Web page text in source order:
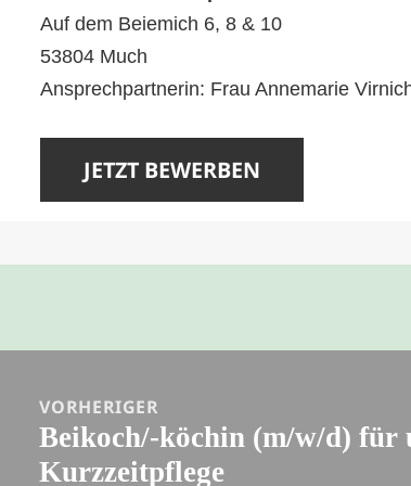
Auf dem Beiemich 6, 8 & 10
53804 Much
Ansprechpartnerin: Frau Annemarie
VORHERIGER
Vorheriger
Beitrag:
Beikoch/-köchin (m/w/d) für
Kurzzeitpflege